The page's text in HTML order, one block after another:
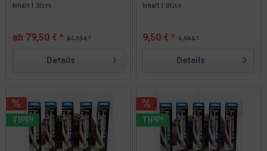
Inhalt1 Stück
84,99 € *
ab 79,50 € *
Details
Inhalt1 Stück
9,99 € *
9,50 € *
Details
TIPP! TIPP!